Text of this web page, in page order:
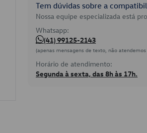
Tem dúvidas sobre a
Nossa equipe especializada está
Whatsapp:
(41) 99125-2143
(apenas mensagens de texto, não
Horário de atendimento:
Segunda à sexta, das 8h às 17h.